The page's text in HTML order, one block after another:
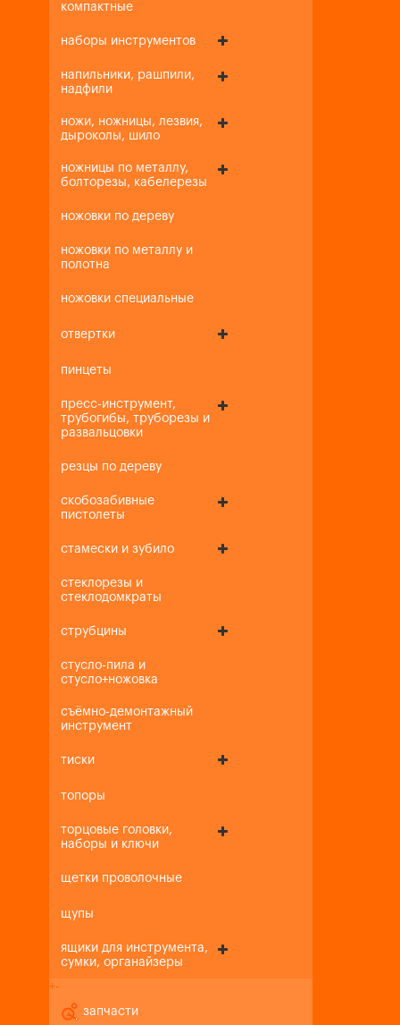
компактные
наборы инструментов
напильники, рашпили,
надфили
ножи, ножницы, лезвия,
дыроколы, шило
ножницы по металлу,
болторезы, кабелерезы
ножовки по дереву
ножовки по металлу и
полотна
ножовки специальные
отвертки
пинцеты
пресс-инструмент,
трубогибы, труборезы и
развальцовки
резцы по дереву
скобозабивные
пистолеты
стамески и зубило
стеклорезы и
стеклодомкраты
струбцины
стусло-пила и
стусло+ножовка
съёмно-демонтажный
инструмент
тиски
топоры
торцовые головки,
наборы и ключи
щетки проволочные
щупы
ящики для инструмента,
сумки, органайзеры
+-
запчасти